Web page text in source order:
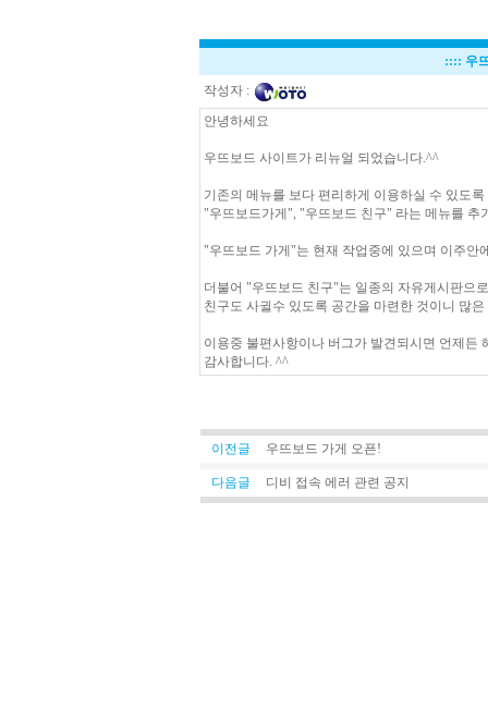
:::: 우
작성자 :
안녕하세요
우뜨보드 사이트가 리뉴얼 되었습니다.^^
기존의 메뉴를 보다 편리하게 이용하실 수 있도
"우뜨보드가게", "우뜨보드 친구" 라는 메뉴를 추
"우뜨보드 가게"는 현재 작업중에 있으며 이주안
더불어 "우뜨보드 친구"는 일종의 자유게시판으
친구도 사귈수 있도록 공간을 마련한 것이니 많
이용중 불편사항이나 버그가 발견되시면 언제든
감사합니다. ^^
이전글 우뜨보드 가게 오픈!
다음글 디비 접속 에러 관련 공지